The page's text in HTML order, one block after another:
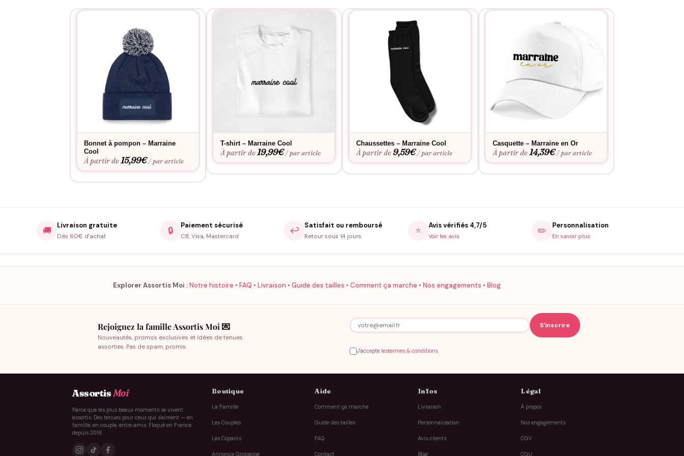
Bonnet à pompon – Marraine
Cool
À partir de15,99€ / par article
T-shirt – Marraine Cool
À partir de19,99€ / par article
Chaussettes – Marraine Cool
À partir de9,59€ / par article
Casquette – Marraine en Or
À partir de14,39€ / par article
🚚 Livraison gratuite
Dès 60€ d'achat
🔒 Paiement sécurisé
CB, Visa, Mastercard
↩️ Satisfait ou remboursé
Retour sous 14 jours
⭐ Avis vérifiés 4,7/5
Voir les avis ✏️ Personnalisation
En savoir plus
Explorer Assortis Moi :Notre histoire • FAQ • Livraison • Guide des tailles • Comment ça marche • Nos engagements • Blog
Rejoignez la famille Assortis Moi 💌
Nouveautés, promos exclusives et idées de tenues
assorties. Pas de spam, promis.
J'accepte lestermes & conditions
AssortisMoi
Parce que les plus beaux moments se vivent
assortis. Des tenues pour ceux qui s'aiment — en
famille, en couple, entre amis. Floqué en France
depuis 2018.
Boutique
La Famille
Les Couples
Les Copains
Annonce Grossesse
Aide
Comment ça marche
Guide des tailles
FAQ
Contact
Infos
Livraison
Personnalisation
Avis clients
Blog
Légal
À propos
Nos engagements
CGV
CGU